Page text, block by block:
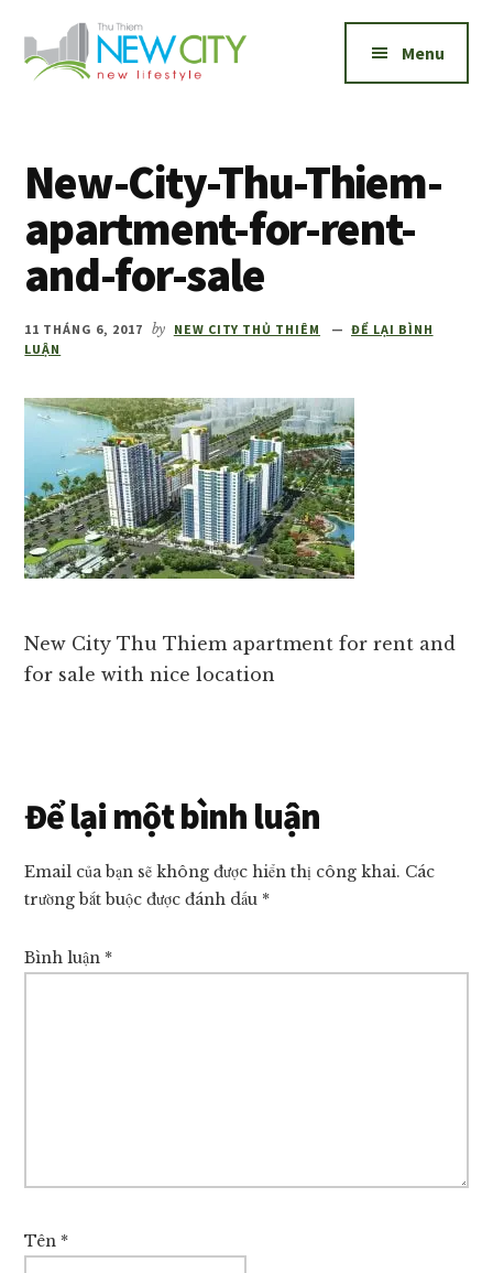
main
footer
Additional
menu
Thủ
Thiêm
cho
thuê
căn
New
City
Thủ
1,2,3
phòng
ngủ
giá
tốt
nhất
Menu
New-City-Thu-Thiem-
apartment-for-rent-
and-for-sale
11 THÁNG 6, 2017 by NEW CITY THỦ THIÊM
ĐỂ LẠI BÌNH
LUẬN
New City Thu Thiem apartment for rent and
for sale with nice location
Reader
Interactions
Để lại một bình luận
Email của bạn sẽ không được hiển thị công khai. Các
trường bắt buộc được đánh dấu *
Bình luận *
Tên *